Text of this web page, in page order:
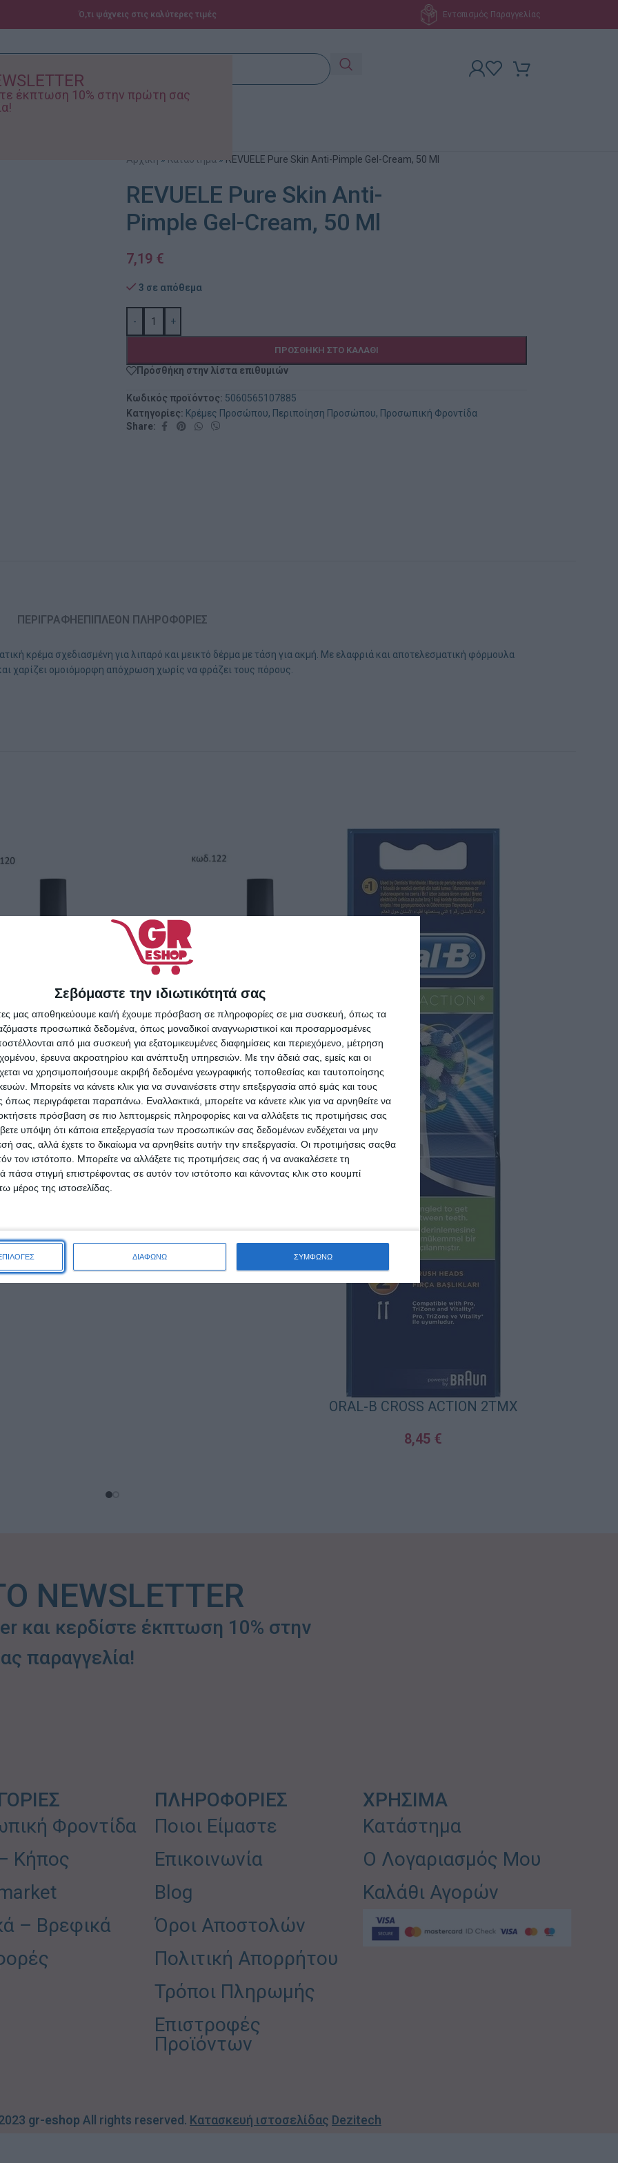
έκπτωση 10% στην πρώτη σας
Σεβόμαστε την ιδιωτικότητά σας
μας αποθηκεύουμε και/ή έχουμε πρόσβαση σε πληροφορίες σε μια συσκευή, όπως τα
προσωπικά δεδομένα, όπως μοναδικοί αναγνωριστικοί και προσαρμοσμένες
από μια συσκευή για εξατομικευμένες διαφημίσεις και περιεχόμενο, μέτρηση
έρευνα ακροατηρίου και ανάπτυξη υπηρεσιών. Με την άδειά σας, εμείς και οι
να χρησιμοποιήσουμε ακριβή δεδομένα γεωγραφικής τοποθεσίας και ταυτοποίησης
Μπορείτε να κάνετε κλικ για να συναινέσετε στην επεξεργασία από εμάς και τους
περιγράφεται παραπάνω. Εναλλακτικά, μπορείτε να κάνετε κλικ για να αρνηθείτε να
πρόσβαση σε πιο λεπτομερείς πληροφορίες και να αλλάξετε τις προτιμήσεις σας
υπόψη ότι κάποια επεξεργασία των προσωπικών σας δεδομένων ενδέχεται να μην
σας, αλλά έχετε το δικαίωμα να αρνηθείτε αυτήν την επεξεργασία. Οι προτιμήσεις σαςθα
τον ιστότοπο. Μπορείτε να αλλάξετε τις προτιμήσεις σας ή να ανακαλέσετε τη
στιγμή επιστρέφοντας σε αυτόν τον ιστότοπο και κάνοντας κλικ στο κουμπί
μέρος της ιστοσελίδας.
ΔΙΑΦΩΝΩ ΣΥΜΦΩΝΩ
Ό,τι ψάχνεις στις καλύτερες τιμές Εντοπισμός Παραγγελίας
Αρχική » Κατάστημα » REVUELE Pure Skin Anti-Pimple Gel-Cream, 50 Ml
REVUELE Pure Skin Anti-
Pimple Gel-Cream, 50 Ml
7,19 €
3 σε απόθεμα
- +
ΠΡΟΣΘΉΚΗ ΣΤΟ ΚΑΛΆΘΙ
Πρόσθήκη στην λίστα επιθυμιών
Κωδικός προϊόντος: 5060565107885
Κατηγορίες: Κρέμες Προσώπου, Περιποίηση Προσώπου, Προσωπική Φροντίδα
Share:
ΠΕΡΙΓΡΑΦΉ ΕΠΙΠΛΈΟΝ ΠΛΗΡΟΦΟΡΊΕΣ
κρέμα σχεδιασμένη για λιπαρό και μεικτό δέρμα με τάση για ακμή. Με ελαφριά και αποτελεσματική φόρμουλα
χαρίζει ομοιόμορφη απόχρωση χωρίς να φράζει τους πόρους.
Matte
117
€
NX Beauty Professional Matte
Longstay 122
4,29€
ORAL-B CROSS ACTION 2TMX
8,45 €
NEWSLETTER
και κερδίστε έκπτωση 10% στην
παραγγελία!
Φροντίδα
Κήπος
– Βρεφικά
ΠΛΗΡΟΦΟΡΙΕΣ
Ποιοι Είμαστε
Επικοινωνία
Blog
Όροι Αποστολών
Πολιτική Απορρήτου
Τρόποι Πληρωμής
Επιστροφές
Προϊόντων
ΧΡΗΣΙΜΑ
Κατάστημα
Ο Λογαριασμός Μου
Καλάθι Αγορών
gr-eshop All rights reserved. Κατασκευή ιστοσελίδας Dezitech